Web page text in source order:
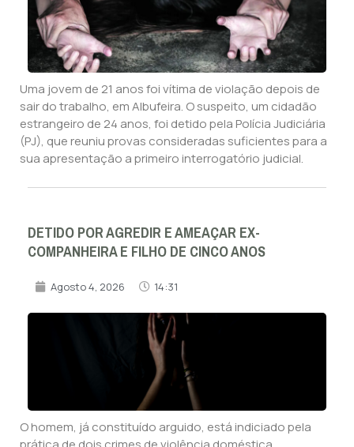
Uma jovem de 21 anos foi vítima de violação depois de
sair do trabalho, em Albufeira. O suspeito, um cidadão
estrangeiro de 24 anos, foi detido pela Polícia Judiciária
(PJ), que reuniu provas consideradas suficientes para a
sua apresentação a primeiro interrogatório judicial.
DETIDO POR AGREDIR E AMEAÇAR EX-
COMPANHEIRA E FILHO DE CINCO ANOS
Agosto 4, 2026 14:31
O homem, já constituído arguido, está indiciado pela